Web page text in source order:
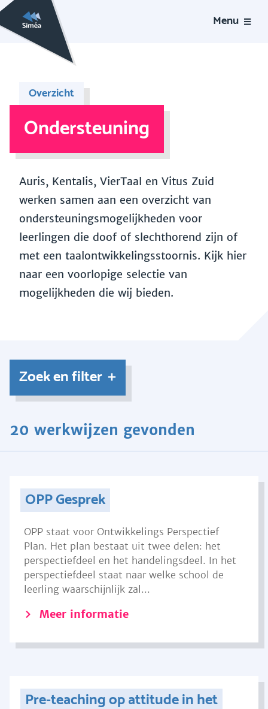
Menu
Overzicht
Ondersteuning
Auris, Kentalis, VierTaal en Vitus Zuid
werken samen aan een overzicht van
ondersteuningsmogelijkheden voor
leerlingen die doof of slechthorend zijn of
met een taalontwikkelingsstoornis. Kijk hier
naar een voorlopige selectie van
mogelijkheden die wij bieden.
Zoek en filter
20 werkwijzen gevonden
OPP Gesprek
OPP staat voor Ontwikkelings Perspectief
Plan. Het plan bestaat uit twee delen: het
perspectiefdeel en het handelingsdeel. In het
perspectiefdeel staat naar welke school de
leerling waarschijnlijk zal...
Meer informatie
Pre-teaching op attitude in het